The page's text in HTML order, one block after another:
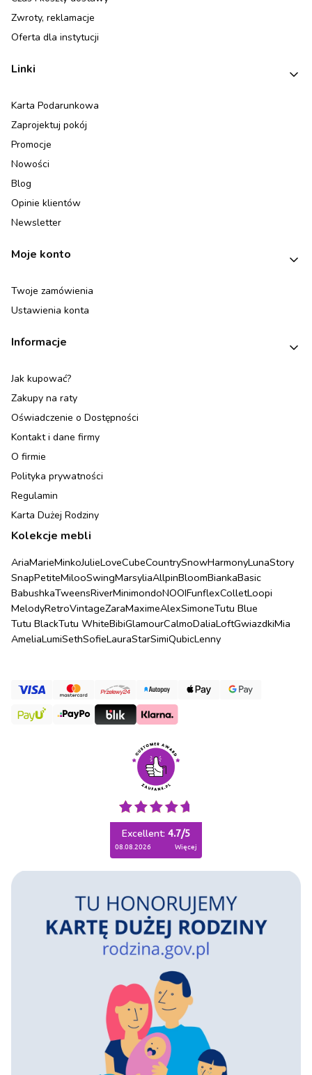
Zwroty, reklamacje
Oferta dla instytucji
Linki
Karta Podarunkowa
Zaprojektuj pokój
Promocje
Nowości
Blog
Opinie klientów
Newsletter
Moje konto
Twoje zamówienia
Ustawienia konta
Informacje
Jak kupować?
Zakupy na raty
Oświadczenie o Dostępności
Kontakt i dane firmy
O firmie
Polityka prywatności
Regulamin
Karta Dużej Rodziny
Kolekcje mebli
AriaMarieMinkoJulieLoveCubeCountrySnowHarmonyLunaStory
SnapPetiteMilooSwingMarsyliaAllpinBloomBiankaBasic
BabushkaTweensRiverMinimondoNOOIFunflexColletLoopi
MelodyRetroVintageZaraMaximeAlexSimoneTutu Blue
Tutu BlackTutu WhiteBibiGlamourCalmoDaliaLoftGwiazdkiMia
AmeliaLumiSethSofieLauraStarSimiQubicLenny
Excellent: 4.7/5
08.08.2026 więcej